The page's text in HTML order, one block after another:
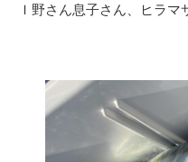
Ｉ野さん息子さん、ヒラマ